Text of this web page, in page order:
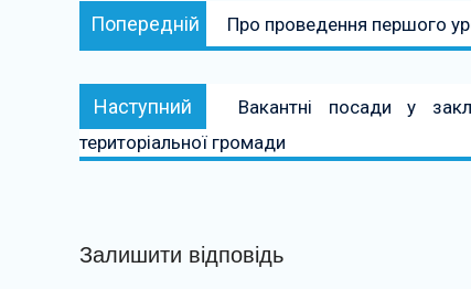
записів
Попередній Попередній:
Про проведення першого
Наступний Наступний:
Вакантні посади у
територіальної громади
Залишити відповідь